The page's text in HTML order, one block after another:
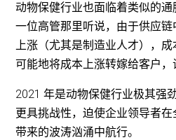
动物保健行业也面临着类似的
一位高管那里听说，由于供应
上涨（尤其是制造业人才），
可能地将成本上涨转嫁给客户，
2021 年是动物保健行业极其强
更具挑战性，迫使企业领导者
带来的波涛汹涌中航行。